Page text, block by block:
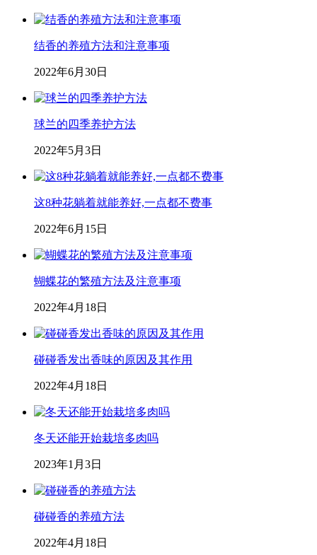
结香的养殖方法和注意事项
2022年6月30日
球兰的四季养护方法
2022年5月3日
这8种花躺着就能养好,一点都不费事
2022年6月15日
蝴蝶花的繁殖方法及注意事项
2022年4月18日
碰碰香发出香味的原因及其作用
2022年4月18日
冬天还能开始栽培多肉吗
2023年1月3日
碰碰香的养殖方法
2022年4月18日